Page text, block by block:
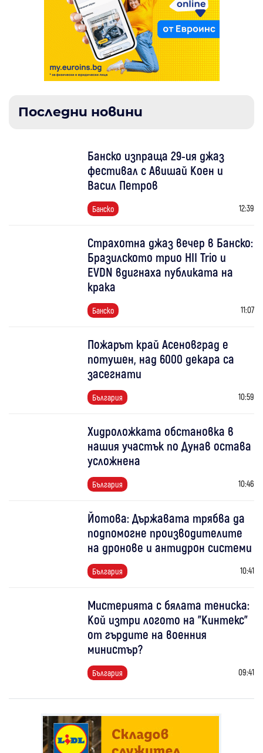
Последни новини
Банско изпраща 29-ия джаз
фестивал с Авишай Коен и
Васил Петров
Банско 12:39
Страхотна джаз вечер в Банско:
Бразилското трио HII Trio и
EVDN вдигнаха публиката на
крака
Банско 11:07
Пожарът край Асеновград е
потушен, над 6000 декара са
засегнати
България 10:59
Хидроложката обстановка в
нашия участък по Дунав остава
усложнена
България 10:46
Йотова: Държавата трябва да
подпомогне производителите
на дронове и антидрон системи
България 10:41
Мистерията с бялата тениска:
Кой изтри логото на "Кинтекс"
от гърдите на военния
министър?
България 09:41